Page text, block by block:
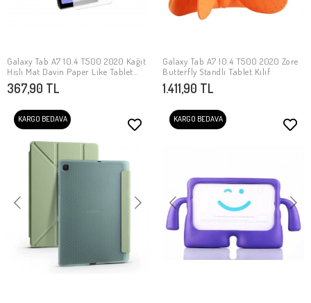
SEPETE EKLE
Galaxy Tab A7 10.4 T500 2020 Kağıt
Hisli Mat Davin Paper Like Tablet
Ekran Koruyucu
367,90 TL
SEPETE EKLE
Galaxy Tab A7 10.4 T500 2020 Zore
Butterfly Standlı Tablet Kılıf
1.411,90 TL
KARGO BEDAVA KARGO BEDAVA